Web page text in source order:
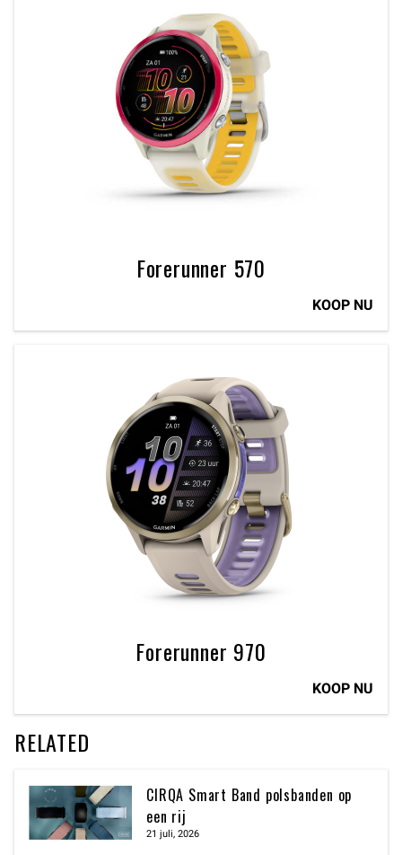
Forerunner 570
KOOP NU
Forerunner 970
KOOP NU
RELATED
CIRQA Smart Band polsbanden op
een rij
21 juli, 2026